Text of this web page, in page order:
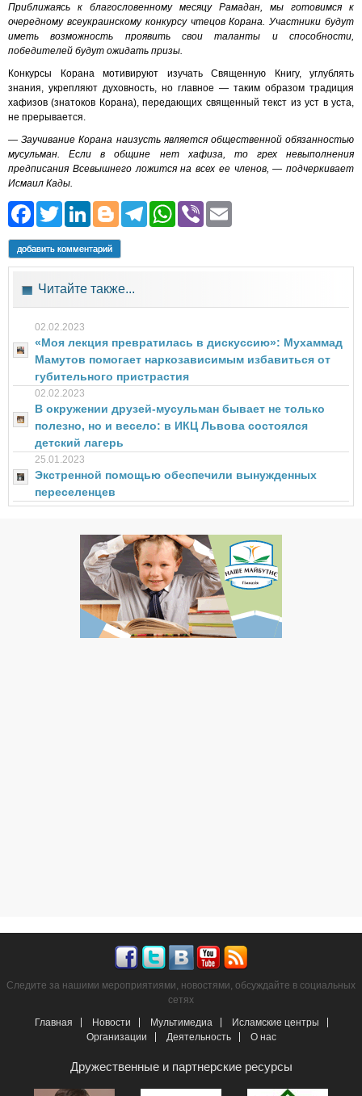
Приближаясь к благословенному месяцу Рамадан, мы готовимся к
очередному всеукраинскому конкурсу чтецов Корана. Участники будут
иметь возможность проявить свои таланты и способности,
победителей будут ожидать призы.
Конкурсы Корана мотивируют изучать Священную Книгу, углублять
знания, укрепляют духовность, но главное — таким образом традиция
хафизов (знатоков Корана), передающих священный текст из уст в уста,
не прерывается.
— Заучивание Корана наизусть является общественной обязанностью
мусульман. Если в общине нет хафиза, то грех невыполнения
предписания Всевышнего ложится на всех ее членов, — подчеркивает
Исмаил Кады.
Facebook
Twitter
LinkedIn
Blogger
Telegram
WhatsApp
Viber
добавить комментарий
Читайте также...
02.02.2023
«Моя лекция превратилась в дискуссию»: Мухаммад
Мамутов помогает наркозависимым избавиться от
губительного пристрастия
02.02.2023
В окружении друзей-мусульман бывает не только
полезно, но и весело: в ИКЦ Львова состоялся
детский лагерь
25.01.2023
Экстренной помощью обеспечили вынужденных
переселенцев
Следите за нашими мероприятиями, новостями, обсуждайте в социальных
сетях
Главная
Новости Мультимедиа
Исламские центры
Организации
Деятельность О нас
Дружественные и партнерские ресурсы